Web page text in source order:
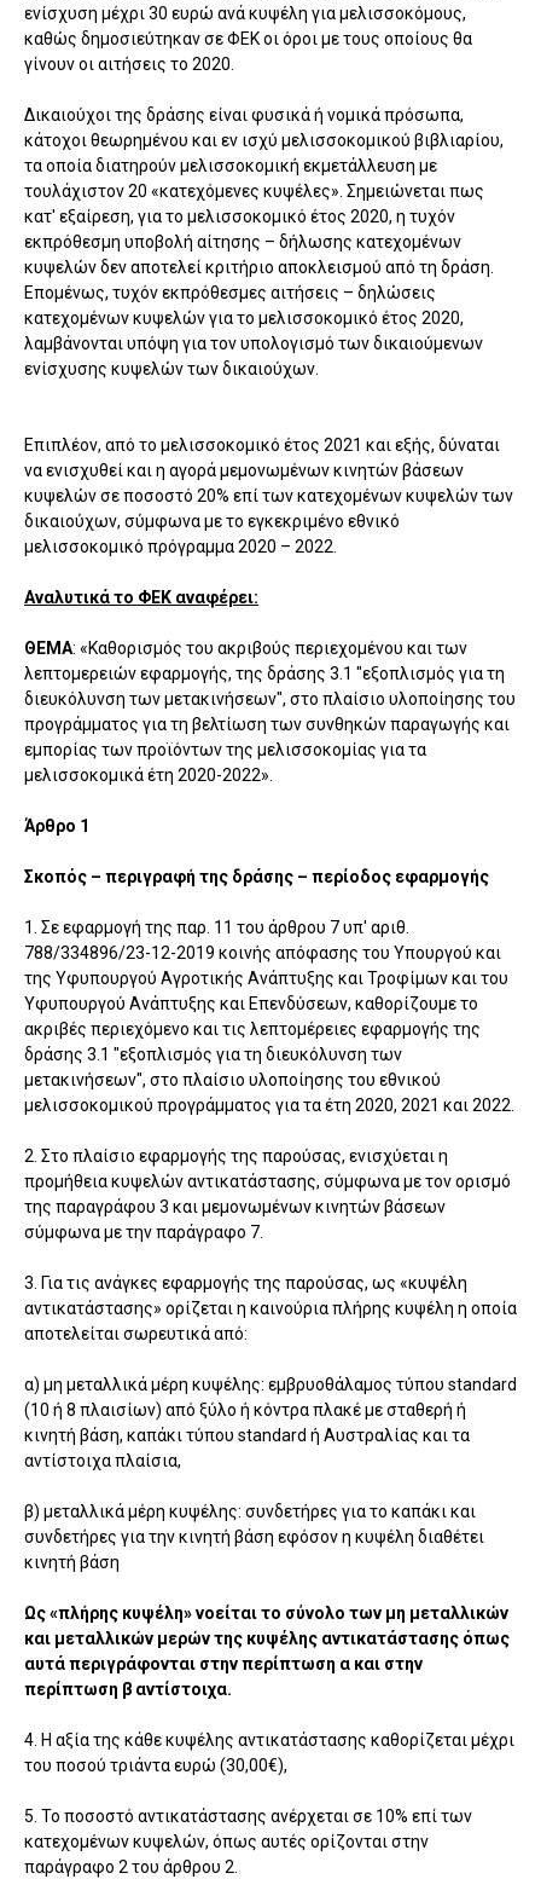
ενίσχυση μέχρι 30 ευρώ ανά κυψέλη για μελισσοκόμους,
καθώς δημοσιεύτηκαν σε ΦΕΚ οι όροι με τους οποίους θα
γίνουν οι αιτήσεις το 2020.
Δικαιούχοι της δράσης είναι φυσικά ή νομικά πρόσωπα,
κάτοχοι θεωρημένου και εν ισχύ μελισσοκομικού βιβλιαρίου,
τα οποία διατηρούν μελισσοκομική εκμετάλλευση με
τουλάχιστον 20 «κατεχόμενες κυψέλες». Σημειώνεται πως
κατ' εξαίρεση, για το μελισσοκομικό έτος 2020, η τυχόν
εκπρόθεσμη υποβολή αίτησης – δήλωσης κατεχομένων
κυψελών δεν αποτελεί κριτήριο αποκλεισμού από τη δράση.
Επομένως, τυχόν εκπρόθεσμες αιτήσεις – δηλώσεις
κατεχομένων κυψελών για το μελισσοκομικό έτος 2020,
λαμβάνονται υπόψη για τον υπολογισμό των δικαιούμενων
ενίσχυσης κυψελών των δικαιούχων.
Επιπλέον, από το μελισσοκομικό έτος 2021 και εξής, δύναται
να ενισχυθεί και η αγορά μεμονωμένων κινητών βάσεων
κυψελών σε ποσοστό 20% επί των κατεχομένων κυψελών των
δικαιούχων, σύμφωνα με το εγκεκριμένο εθνικό
μελισσοκομικό πρόγραμμα 2020 – 2022.
Αναλυτικά το ΦΕΚ αναφέρει:
ΘΕΜΑ: «Καθορισμός του ακριβούς περιεχομένου και των
λεπτομερειών εφαρμογής, της δράσης 3.1 "εξοπλισμός για τη
διευκόλυνση των μετακινήσεων", στο πλαίσιο υλοποίησης του
προγράμματος για τη βελτίωση των συνθηκών παραγωγής και
εμπορίας των προϊόντων της μελισσοκομίας για τα
μελισσοκομικά έτη 2020-2022».
Άρθρο 1
Σκοπός – περιγραφή της δράσης – περίοδος εφαρμογής
1. Σε εφαρμογή της παρ. 11 του άρθρου 7 υπ' αριθ.
788/334896/23-12-2019 κοινής απόφασης του Υπουργού και
της Υφυπουργού Αγροτικής Ανάπτυξης και Τροφίμων και του
Υφυπουργού Ανάπτυξης και Επενδύσεων, καθορίζουμε το
ακριβές περιεχόμενο και τις λεπτομέρειες εφαρμογής της
δράσης 3.1 "εξοπλισμός για τη διευκόλυνση των
μετακινήσεων", στο πλαίσιο υλοποίησης του εθνικού
μελισσοκομικού προγράμματος για τα έτη 2020, 2021 και 2022.
2. Στο πλαίσιο εφαρμογής της παρούσας, ενισχύεται η
προμήθεια κυψελών αντικατάστασης, σύμφωνα με τον ορισμό
της παραγράφου 3 και μεμονωμένων κινητών βάσεων
σύμφωνα με την παράγραφο 7.
3. Για τις ανάγκες εφαρμογής της παρούσας, ως «κυψέλη
αντικατάστασης» ορίζεται η καινούρια πλήρης κυψέλη η οποία
αποτελείται σωρευτικά από:
α) μη μεταλλικά μέρη κυψέλης: εμβρυοθάλαμος τύπου standard
(10 ή 8 πλαισίων) από ξύλο ή κόντρα πλακέ με σταθερή ή
κινητή βάση, καπάκι τύπου standard ή Αυστραλίας και τα
αντίστοιχα πλαίσια,
β) μεταλλικά μέρη κυψέλης: συνδετήρες για το καπάκι και
συνδετήρες για την κινητή βάση εφόσον η κυψέλη διαθέτει
κινητή βάση
Ως «πλήρης κυψέλη» νοείται το σύνολο των μη μεταλλικών
και μεταλλικών μερών της κυψέλης αντικατάστασης όπως
αυτά περιγράφονται στην περίπτωση α και στην
περίπτωση β αντίστοιχα.
4. Η αξία της κάθε κυψέλης αντικατάστασης καθορίζεται μέχρι
του ποσού τριάντα ευρώ (30,00€),
5. Το ποσοστό αντικατάστασης ανέρχεται σε 10% επί των
κατεχομένων κυψελών, όπως αυτές ορίζονται στην
παράγραφο 2 του άρθρου 2.